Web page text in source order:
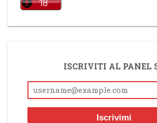
ISCRIVITI AL PANEL
Iscrivimi